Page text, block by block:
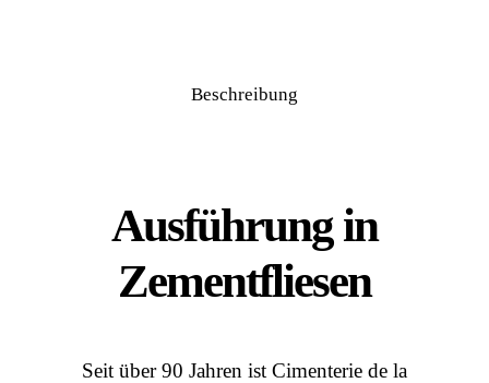
Beschreibung
Ausführung in
Zementfliesen
Seit über 90 Jahren ist Cimenterie de la